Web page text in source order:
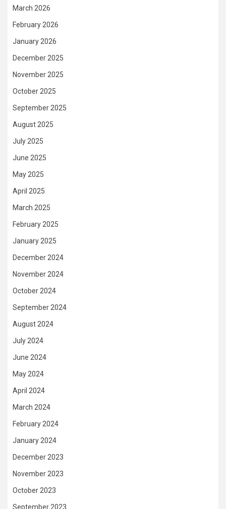
March 2026
February 2026
January 2026
December 2025
November 2025
October 2025
September 2025
August 2025
July 2025
June 2025
May 2025
April 2025
March 2025
February 2025
January 2025
December 2024
November 2024
October 2024
September 2024
August 2024
July 2024
June 2024
May 2024
April 2024
March 2024
February 2024
January 2024
December 2023
November 2023
October 2023
September 2023